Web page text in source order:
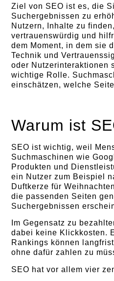
Ziel von SEO ist es, die
Suchergebnissen zu
Nutzern, Inhalte zu
vertrauenswürdig und
dem Moment, in dem sie
Technik und
oder Nutzerinteraktionen
wichtige Rolle.
einschätzen, welche
Warum ist
SEO ist wichtig, weil
Suchmaschinen wie
Produkten und
ein Nutzer zum Beispiel
Duftkerze für
die passenden Seiten
Suchergebnissen
Im Gegensatz zu
dabei keine Klickkosten.
Rankings können
ohne dafür zahlen zu
SEO hat vor allem vier